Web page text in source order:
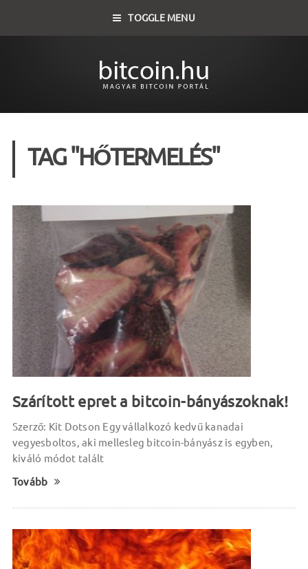
TOGGLE MENU
TAG "HŐTERMELÉS"
Szárított epret a bitcoin-bányászoknak!
Szerző: Kit Dotson Egy vállalkozó kedvű kanadai
vegyesboltos, aki mellesleg bitcoin-bányász is egyben,
kiváló módot talált
Tovább